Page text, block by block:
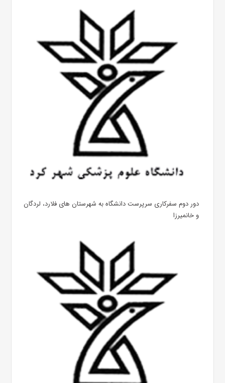
دور دوم سفرکاری سرپرست دانشگاه به شهرستان های فلارد، لردگان
و خانمیرزا